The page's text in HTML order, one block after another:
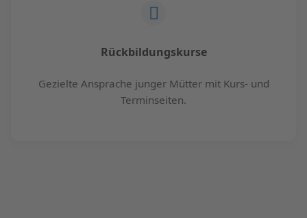
Rückbildungskurse
Gezielte Ansprache junger Mütter mit Kurs- und
Terminseiten.